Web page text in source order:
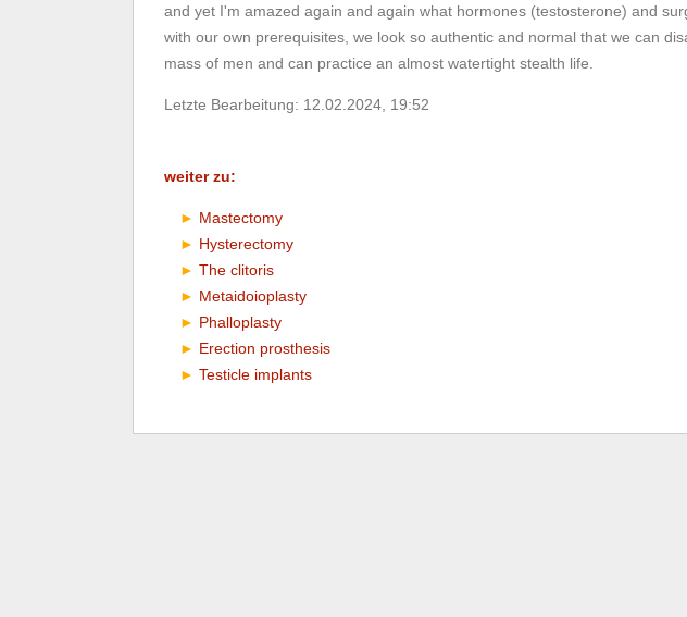
and yet I'm amazed again and again what hormones (testosterone) and
with our own prerequisites, we look so authentic and normal that we can
mass of men and can practice an almost watertight stealth life.
Letzte Bearbeitung: 12.02.2024, 19:52
weiter zu:
Mastectomy
Hysterectomy
The clitoris
Metaidoioplasty
Phalloplasty
Erection prosthesis
Testicle implants